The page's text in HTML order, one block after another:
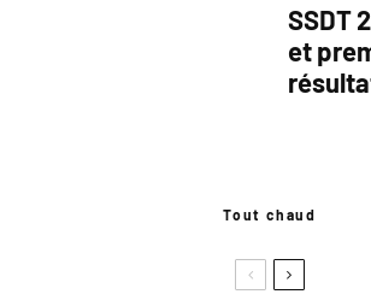
SSDT
et
Tout chaud